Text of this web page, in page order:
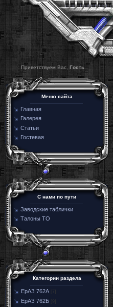
Приветствуем Вас, Гость
Меню сайта
Главная
Галерея
Статьи
Гостевая
C нами по пути
Заводские таблички
Талоны ТО
Категории раздела
ЕрАЗ 762А [7]
ЕрАЗ 762Б